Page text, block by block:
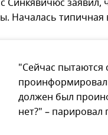
Синкявичюс
Началась типичная
"Сейчас пытаются
должен был
нет?" – парировал